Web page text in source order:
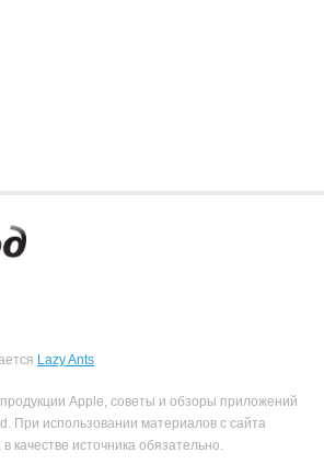
Lazy Ants
Apple, советы и обзоры приложений
При использовании материалов с сайта
качестве источника обязательно.